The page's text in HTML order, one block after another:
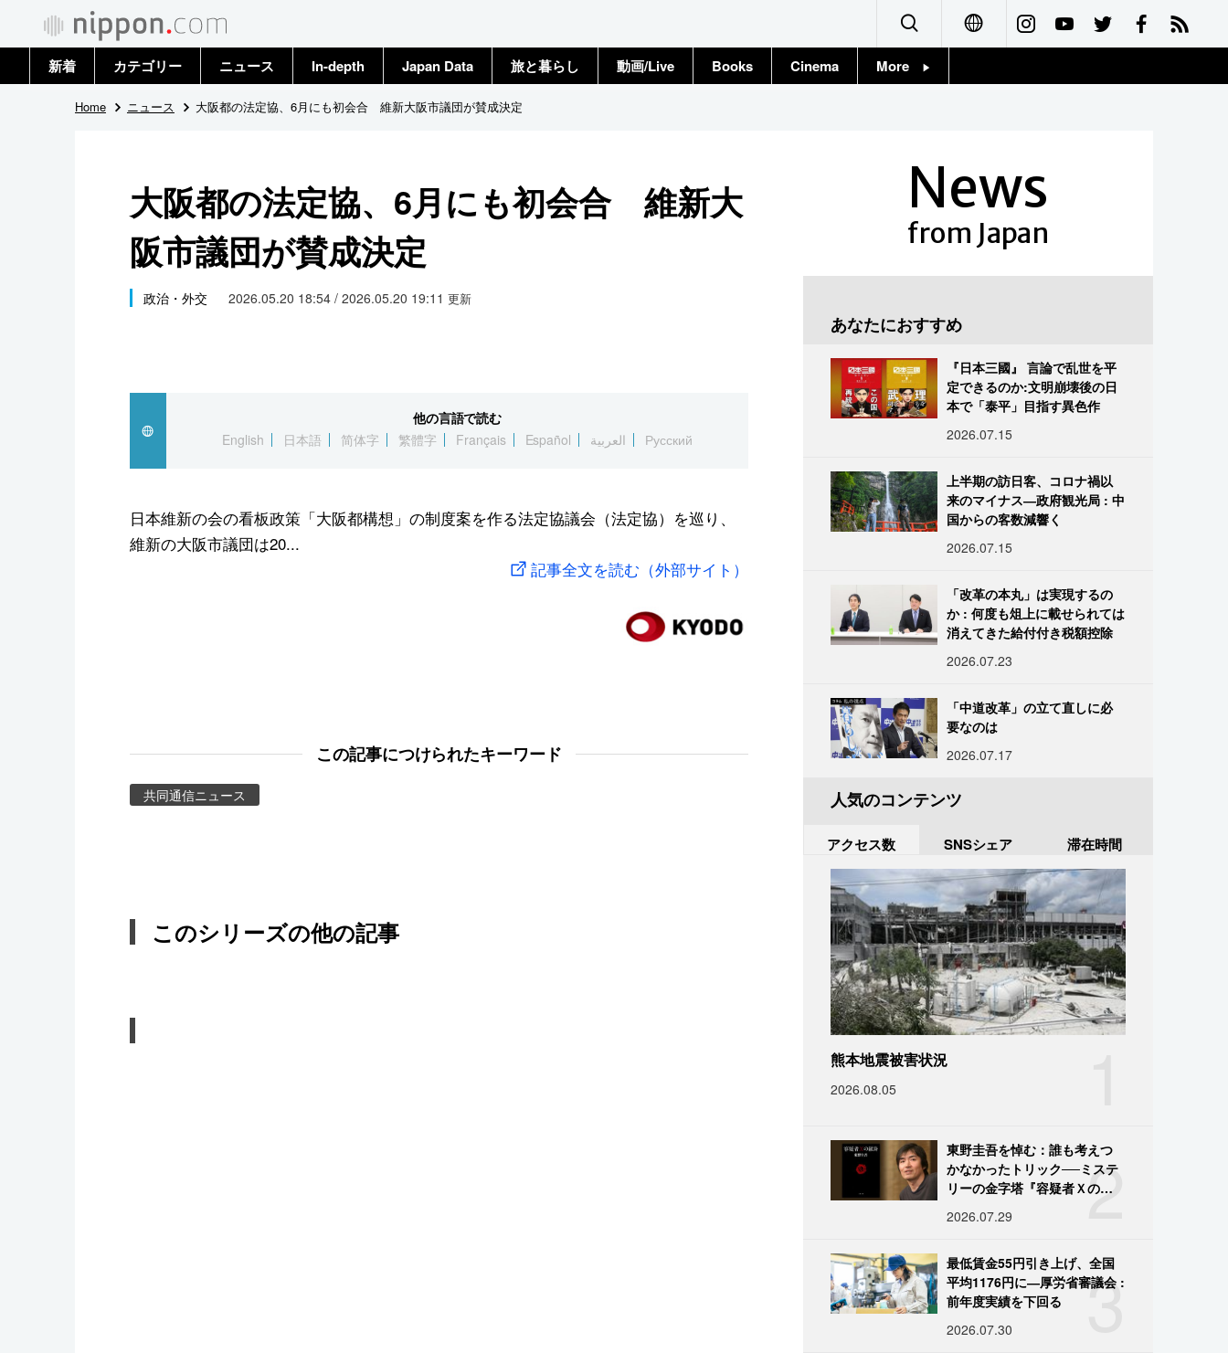
Français
新着 カテゴリー
政治・外交
国際
社会
文化
スポーツ・東京2020
ニュース
トップ
In-depth Japan Data 旅と暮らし 動画/Live Books Cinema More
Home ニュース 大阪都の法定協、6月にも初会合 維新大阪市議団が賛成決定
大阪都の法定協、6月にも初会合 維新大
阪市議団が賛成決定
政治・外交 2026.05.20 18:54 / 2026.05.20 19:11 更新
他の言語で読む
English
日本語 简体字 繁體字 Français Español العربية Русский
日本維新の会の看板政策「大阪都構想」の制度案を作る法定協議会（法定協）を巡り、
維新の大阪市議団は20...
記事全文を読む（外部サイト）
この記事につけられたキーワード
共同通信ニュース
このシリーズの他の記事
News
from Japan
あなたにおすすめ
『日本三國』 言論で乱世を平
定できるのか:文明崩壊後の日
本で「泰平」目指す異色作
2026.07.15
上半期の訪日客、コロナ禍以
来のマイナス―政府観光局 : 中
国からの客数減響く
2026.07.15
「改革の本丸」は実現するの
か : 何度も俎上に載せられては
消えてきた給付付き税額控除
2026.07.23
「中道改革」の立て直しに必
要なのは
2026.07.17
人気のコンテンツ
アクセス数 SNSシェア 滞在時間
熊本地震被害状況
2026.08.05
2
東野圭吾を悼む：誰も考えつ
かなかったトリック──ミステ
リーの金字塔『容疑者Ｘの献
2026.07.29
3
最低賃金55円引き上げ、全国
平均1176円に―厚労省審議会 :
前年度実績を下回る
2026.07.30